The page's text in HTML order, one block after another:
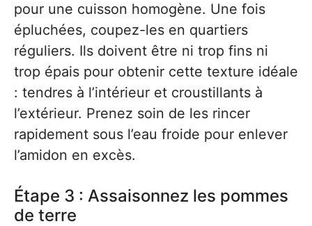
pour une cuisson homogène. Une fois
épluchées, coupez-les en quartiers
réguliers. Ils doivent être ni trop fins ni
trop épais pour obtenir cette texture idéale
: tendres à l’intérieur et croustillants à
l’extérieur. Prenez soin de les rincer
rapidement sous l’eau froide pour enlever
l’amidon en excès.
Étape 3 : Assaisonnez les pommes
de terre